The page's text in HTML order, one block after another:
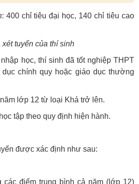
: 400 chỉ tiêu đại học, 140 chỉ tiêu cao
tuyển của thí sinh
học, thí sinh đã tốt nghiệp THPT
chính quy hoặc giáo dục thường
lớp 12 từ loại Khá trở lên.
tập theo quy định hiện hành.
được xác định như sau:
các điểm trung bình cả năm (lớp 12)